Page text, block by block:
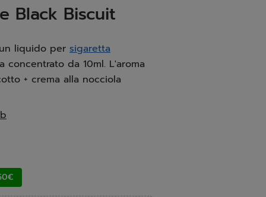
Black Biscuit
liquido per sigaretta
concentrato da 10ml. L'aroma
+ crema alla nocciola